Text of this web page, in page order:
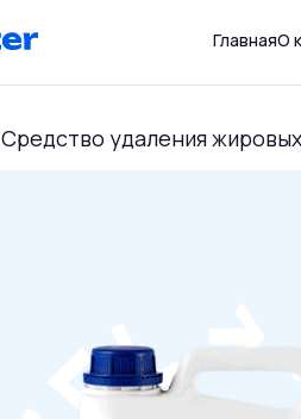
ГлавнаяО
Средство удаления